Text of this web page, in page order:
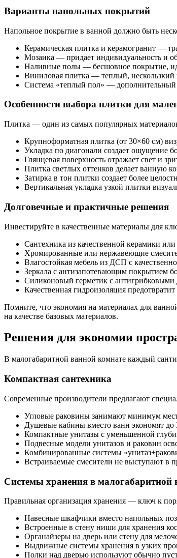
Варианты напольных покрытий
Напольное покрытие в ванной должно быть
Керамическая плитка и керамогранит —
Мозаика — придает индивидуальность и
Наливные полы — бесшовное покрытие,
Виниловая плитка — теплый,
Система «теплый пол» —
Особенности выбора плитки для
Плитка — один из самых популярных
Крупноформатная плитка (от 30×60 см)
Укладка по диагонали создает ощущение
Глянцевая поверхность отражает свет и
Плитка светлых оттенков делает ванную
Затирка в тон плитки создает более
Вертикальная укладка узкой плитки
Долговечные и практичные решения
Инвестируйте в качественные материалы для
Сантехника из качественной керамики
Хромированные или нержавеющие
Влагостойкая мебель из ДСП с
Зеркала с антизапотевающим покрытием
Силиконовый герметик с антигрибковыми
Качественная гидроизоляция
Помните, что экономия на материалах для
на качестве базовых материалов.
Решения для экономии
В малогабаритной ванной комнате каждый
Компактная сантехника
Современные производители предлагают
Угловые раковины занимают минимум
Душевые кабины вместо ванн экономят до
Компактные унитазы с уменьшенной
Подвесные модели унитазов и раковин
Комбинированные системы
Встраиваемые смесители не выступают в
Системы хранения в малогабаритной
Правильная организация хранения — ключ к
Навесные шкафчики вместо напольных
Встроенные в стену ниши для хранения
Органайзеры на дверь или стену для
Выдвижные системы хранения в узких
Полки над дверью используют обычно